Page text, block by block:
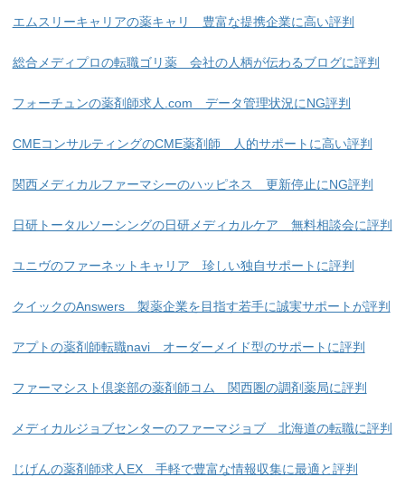
エムスリーキャリアの薬キャリ 豊富な提携企業に高い評判
総合メディプロの転職ゴリ薬 会社の人柄が伝わるブログに評判
フォーチュンの薬剤師求人.com データ管理状況にNG評判
CMEコンサルティングのCME薬剤師 人的サポートに高い評判
関西メディカルファーマシーのハッピネス 更新停止にNG評判
日研トータルソーシングの日研メディカルケア 無料相談会に評判
ユニヴのファーネットキャリア 珍しい独自サポートに評判
クイックのAnswers 製薬企業を目指す若手に誠実サポートが評判
アプトの薬剤師転職navi オーダーメイド型のサポートに評判
ファーマシスト倶楽部の薬剤師コム 関西圏の調剤薬局に評判
メディカルジョブセンターのファーマジョブ 北海道の転職に評判
じげんの薬剤師求人EX 手軽で豊富な情報収集に最適と評判